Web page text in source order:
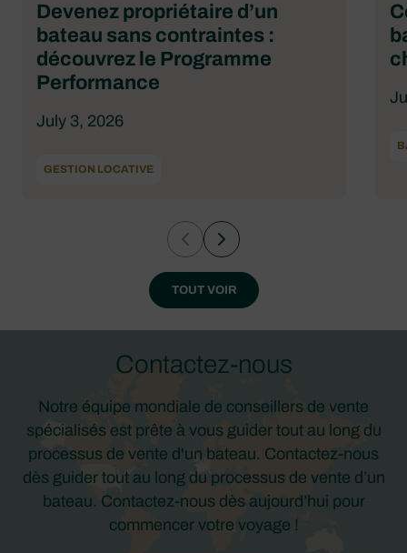
Devenez propriétaire d’un
bateau sans contraintes :
découvrez le Programme
Performance
July 3, 2026
GESTION LOCATIVE
TOUT VOIR
Contactez-nous
Notre équipe mondiale de conseillers de vente
spécialisés est prête à vous guider tout au long du
processus de vente d'un bateau. Contactez-nous
dès guider tout au long du processus de vente d’un
bateau. Contactez-nous dès aujourd’hui pour
commencer votre voyage !